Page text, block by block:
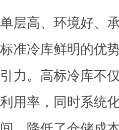
单层高、环境好、
标准冷库鲜明的优
引力。高标冷库不
利用率，同时系统